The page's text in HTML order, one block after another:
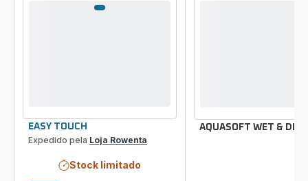
EASY TOUCH
Expedido pela Loja Rowenta
Stock limitado
AQUASOFT WET & DRY